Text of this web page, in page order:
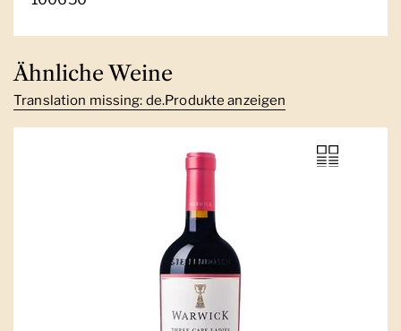
Ähnliche Weine
Translation missing: de.Produkte anzeigen